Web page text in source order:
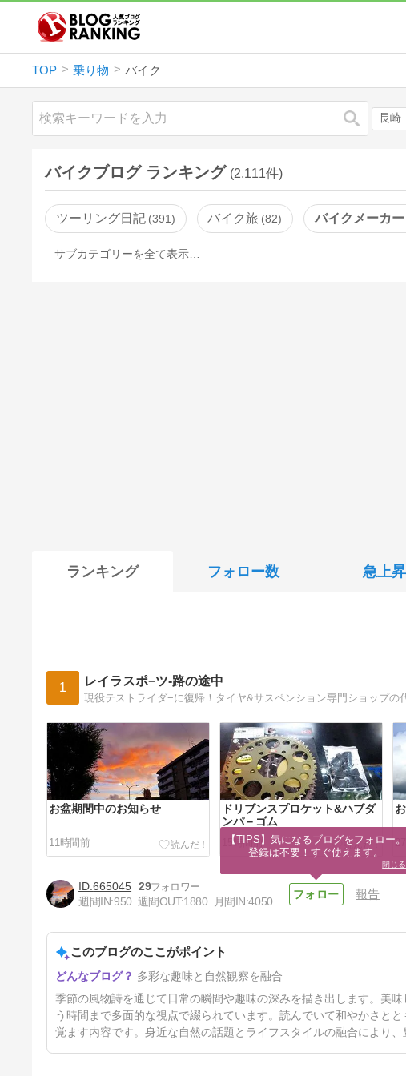
TOP 乗り物 バイク
検索 長崎
バイクブログ ランキング (2,111件)
ツーリング日記 391 バイク旅 82 バイクメーカー
サブカテゴリーを全て表示…
ランキング フォロー数 急上昇
1 レイラスポ−ツ-路の途中
現役テストライダ−に復帰！タイヤ&サスペンション専門ショップの
お盆期間中のお知らせ
11時間前
ドリブンスプロケット&ハブダ
ンパ－ゴム
15時間前
百日紅
2日前
665045 29
週間IN:950 週間OUT:1880 月間IN:4050
報告
このブログのここがポイント
多彩な趣味と自然観察を融合
季節の風物詩を通じて日常の瞬間や趣味の深みを描き出します。美
う時間まで多面的な視点で綴られています。読んでいて和やかさと
覚ます内容です。身近な自然の話題とライフスタイルの融合により
【TIPS】気になるブログをフォロー。
登録は不要！すぐ使えます。
閉じる